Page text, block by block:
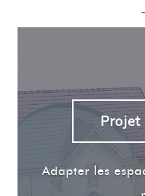
Projet
Adapter les